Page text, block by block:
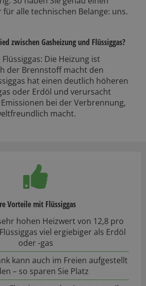
alle technischen Belange: uns.
zwischen Gasheizung und Flüssiggas?
Die Heizung ist
der Brennstoff macht den
hat einen deutlich höheren
oder Erdöl und verursacht
bei der Verbrennung,
macht.
Vorteile mit Flüssiggas
hohen Heizwert von 12,8 pro
viel ergiebiger als Erdöl
oder -gas
kann auch im Freien aufgestellt
– so sparen Sie Platz